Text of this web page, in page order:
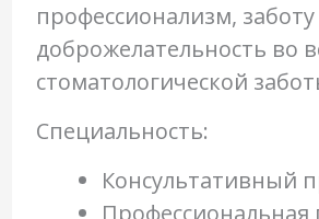
профессионализм,
доброжелательность во
стоматологической
Специальность:
Консультативный
Профессиональная